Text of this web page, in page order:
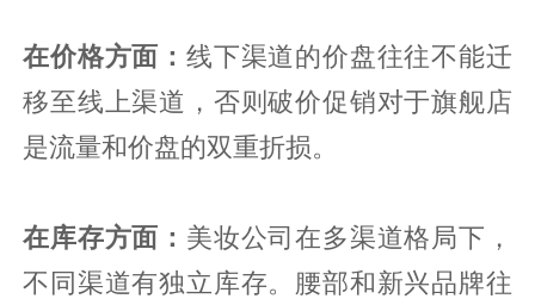
在价格方面： 线下渠道的价盘往往不能迁
移至线上渠道，否则破价促销对于旗舰店
是流量和价盘的双重折损。
在库存方面： 美妆公司在多渠道格局下，
不同渠道有独立库存。腰部和新兴品牌往